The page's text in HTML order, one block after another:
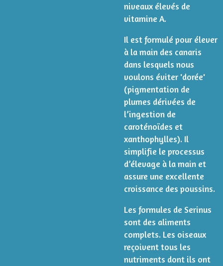
niveaux élevés de
vitamine A.
Il est formulé pour élever
à la main des canaris
dans lesquels nous
voulons éviter 'dorée'
(pigmentation de
plumes dérivées de
l’ingestion de
caroténoïdes et
xanthophylles). Il
simplifie le processus
d’élevage à la main et
assure une excellente
croissance des poussins.
Les formules de Serinus
sont des aliments
complets. Les oiseaux
reçoivent tous les
nutriments dont ils ont